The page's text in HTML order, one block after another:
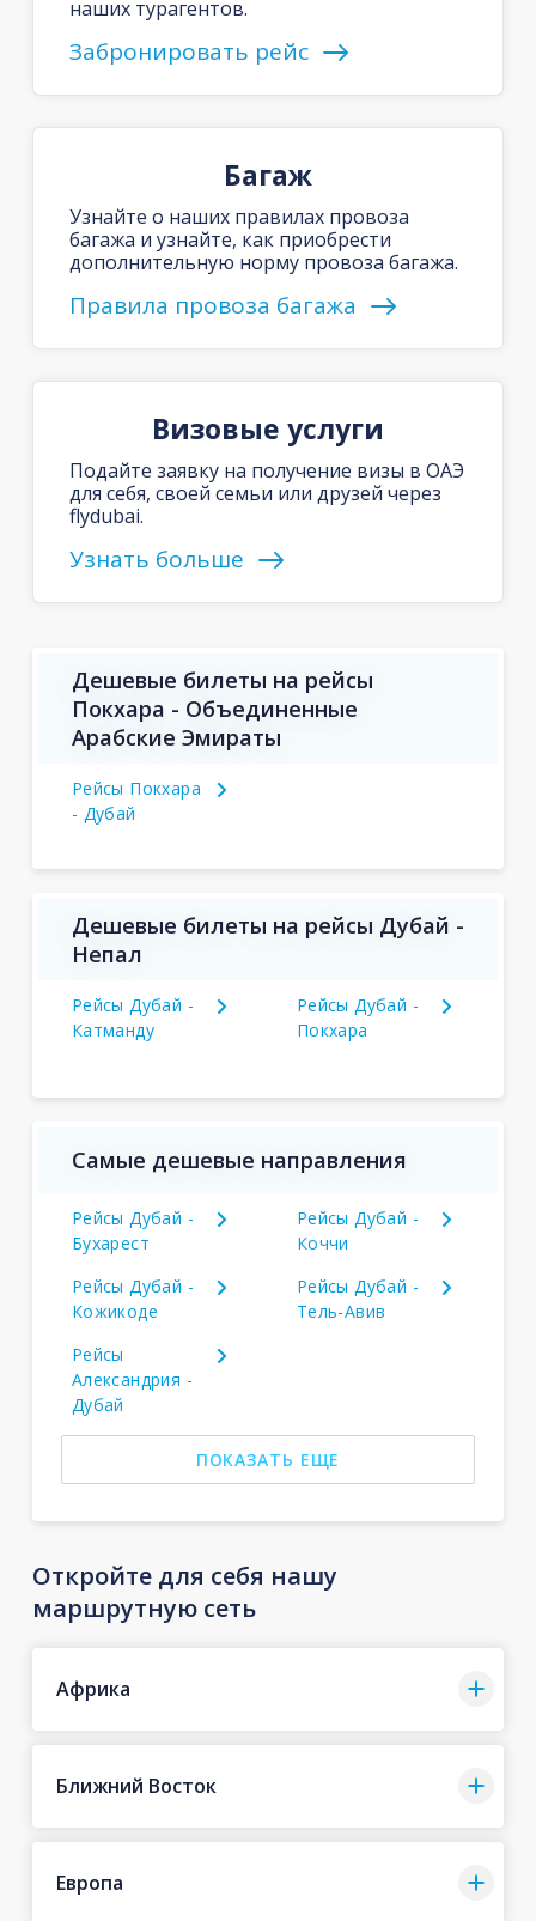
наших турагентов.
Забронировать рейс
Багаж
Узнайте о наших правилах провоза
багажа и узнайте, как приобрести
дополнительную норму провоза багажа.
Правила провоза багажа
Визовые услуги
Подайте заявку на получение визы в ОАЭ
для себя, своей семьи или друзей через
flydubai.
Узнать больше
Дешевые билеты на рейсы
Покхара - Объединенные
Арабские Эмираты
Рейсы Покхара
- Дубай
Дешевые билеты на рейсы Дубай -
Непал
Рейсы Дубай -
Катманду
Рейсы Дубай -
Покхара
Самые дешевые направления
Рейсы Дубай -
Бухарест
Рейсы Дубай -
Коччи
Рейсы Дубай -
Кожикоде
Рейсы Дубай -
Тель-Авив
Рейсы
Александрия -
Дубай
ПОКАЗАТЬ ЕЩЕ
Откройте для себя нашу
маршрутную сеть
Африка
Ближний Восток
Европа